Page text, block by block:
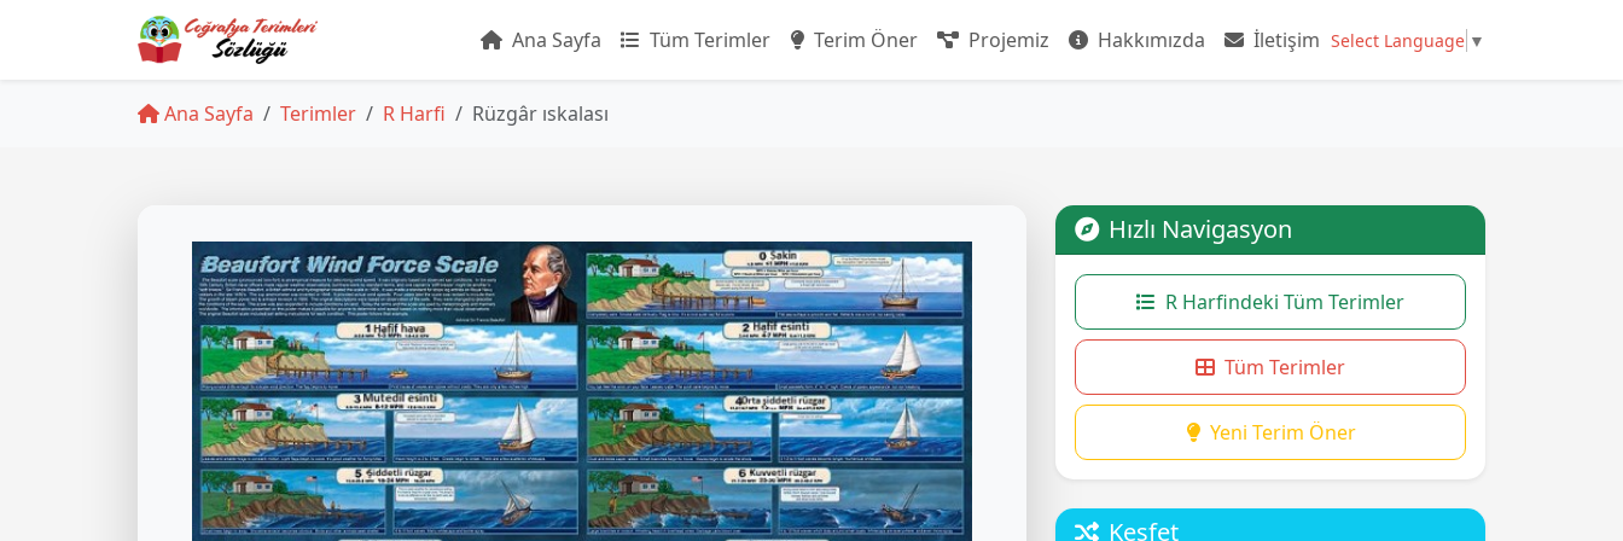
Ana Sayfa Tüm Terimler Terim Öner Projemiz Hakkımızda İletişim Select Language ▼
Ana Sayfa Terimler R Harfi Rüzgâr ıskalası
Hızlı Navigasyon
R Harfindeki Tüm Terimler
Tüm Terimler
Yeni Terim Öner
Keşfet